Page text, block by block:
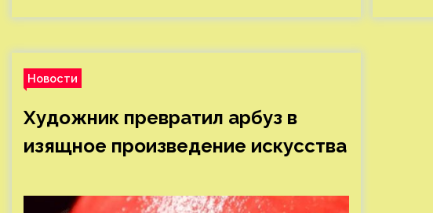
Новости
Художник превратил арбуз в
изящное произведение искусства